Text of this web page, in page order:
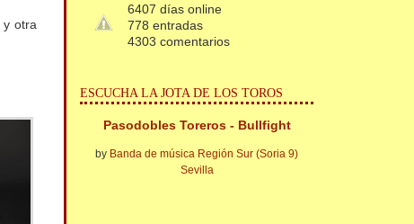
y otra
6407 días online
778 entradas
4303 comentarios
ESCUCHA LA JOTA DE LOS TOROS
Pasodobles Toreros - Bullfight
by Banda de música Región Sur (Soria 9)
Sevilla